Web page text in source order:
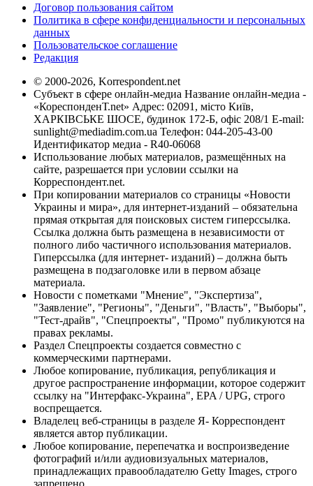
Договор пользования сайтом
Политика в сфере конфиденциальности и персональных
данных
Пользовательское соглашение
Редакция
© 2000-2026, Korrespondent.net
Субъект в сфере онлайн-медиа Название онлайн-медиа -
«КореспонденТ.net» Адрес: 02091, місто Київ,
ХАРКІВСЬКЕ ШОСЕ, будинок 172-Б, офіс 208/1 E-mail:
sunlight@mediadim.com.ua Телефон: 044-205-43-00
Идентификатор медиа - R40-06068
Использование любых материалов, размещённых на
сайте, разрешается при условии ссылки на
Корреспондент.net.
При копировании материалов со страницы «Новости
Украины и мира», для интернет-изданий – обязательна
прямая открытая для поисковых систем гиперссылка.
Ссылка должна быть размещена в независимости от
полного либо частичного использования материалов.
Гиперссылка (для интернет- изданий) – должна быть
размещена в подзаголовке или в первом абзаце
материала.
Новости с пометками "Мнение", "Экспертиза",
"Заявление", "Регионы", "Деньги", "Власть", "Выборы",
"Тест-драйв", "Спецпроекты", "Промо" публикуются на
правах рекламы.
Раздел Спецпроекты создается совместно с
коммерческими партнерами.
Любое копирование, публикация, републикация и
другое распространение информации, которое содержит
ссылку на "Интерфакс-Украина", EPA / UPG, строго
воспрещается.
Владелец веб-страницы в разделе Я- Корреспондент
является автор публикации.
Любое копирование, перепечатка и воспроизведение
фотографий и/или аудиовизуальных материалов,
принадлежащих правообладателю Getty Images, строго
запрещено.